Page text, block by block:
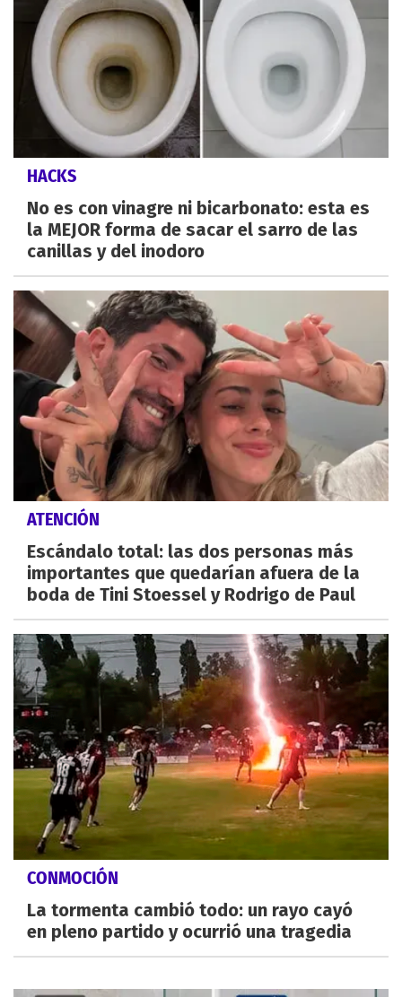
HACKS
No es con vinagre ni bicarbonato: esta es
la MEJOR forma de sacar el sarro de las
canillas y del inodoro
ATENCIÓN
Escándalo total: las dos personas más
importantes que quedarían afuera de la
boda de Tini Stoessel y Rodrigo de Paul
CONMOCIÓN
La tormenta cambió todo: un rayo cayó
en pleno partido y ocurrió una tragedia